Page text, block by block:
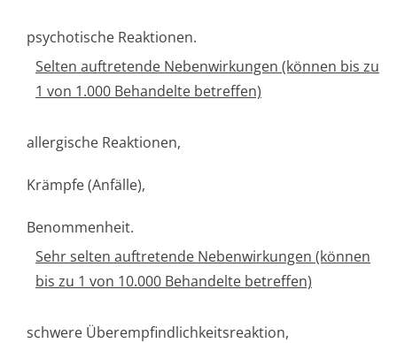
psychotische Reaktionen.
Selten auftretende Nebenwirkungen (können bis zu
1 von 1.000 Behandelte betreffen)
allergische Reaktionen,
Krämpfe (Anfälle),
Benommenheit.
Sehr selten auftretende Nebenwirkungen (können
bis zu 1 von 10.000 Behandelte betreffen)
schwere Überempfindlichke­itsreaktion,